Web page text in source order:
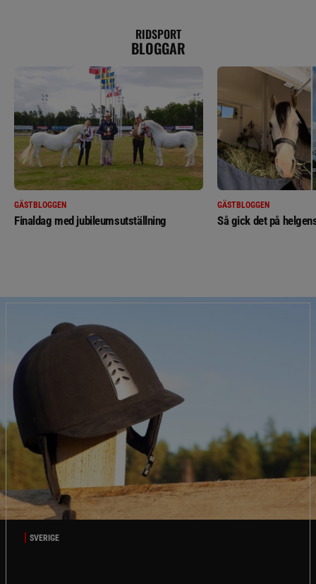
RIDSPORT
BLOGGAR
GÄSTBLOGGEN
Finaldag med jubileumsutställning
GÄSTBLOGGEN
Så gick det på
SVERIGE